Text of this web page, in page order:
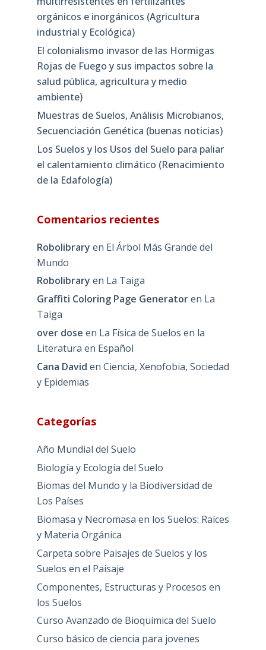
orgánicos e inorgánicos (Agricultura
industrial y Ecológica)
El colonialismo invasor de las Hormigas
Rojas de Fuego y sus impactos sobre la
salud pública, agricultura y medio
ambiente)
Muestras de Suelos, Análisis Microbianos,
Secuenciación Genética (buenas noticias)
Los Suelos y los Usos del Suelo para paliar
el calentamiento climático (Renacimiento
de la Edafología)
Comentarios recientes
Robolibrary en El Árbol Más Grande del
Mundo
Robolibrary en La Taiga
Graffiti Coloring Page Generatoren La
Taiga
over dose en La Física de Suelos en la
Literatura en Español
Cana David en Ciencia, Xenofobia, Sociedad
y Epidemias
Categorías
Año Mundial del Suelo
Biología y Ecología del Suelo
Biomas del Mundo y la Biodiversidad de
Los Países
Biomasa y Necromasa en los Suelos: Raíces
y Materia Orgánica
Carpeta sobre Paisajes de Suelos y los
Suelos en el Paisaje
Componentes, Estructuras y Procesos en
los Suelos
Curso Avanzado de Bioquímica del Suelo
Curso básico de ciencia para jovenes